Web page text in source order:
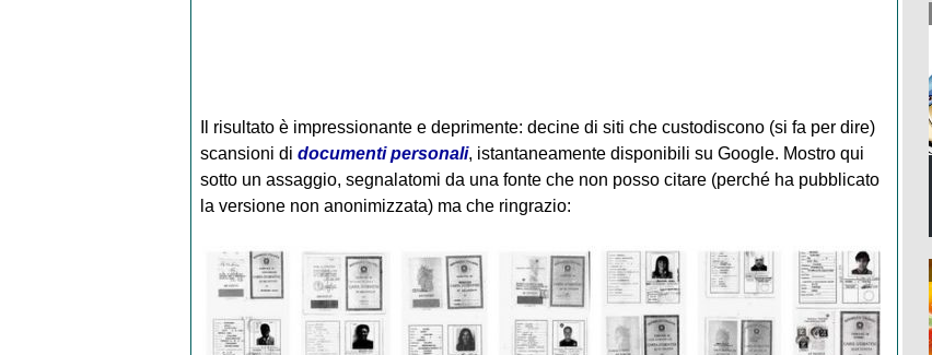
Il risultato è impressionante e deprimente: decine di siti che custodiscono (si fa per dire)
scansioni di documenti personali, istantaneamente disponibili su Google. Mostro qui
sotto un assaggio, segnalatomi da una fonte che non posso citare (perché ha pubblicato
la versione non anonimizzata) ma che ringrazio: